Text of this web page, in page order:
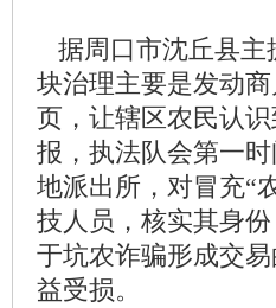
据周口市沈丘县主
块治理主要是发动
页，让辖区农民认
报，执法队会第一
地派出所，对冒充“
技人员，核实其身
于坑农诈骗形成交
益受损。